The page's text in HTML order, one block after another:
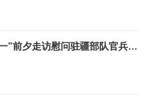
陈小江艾尔肯·吐尼亚孜“八一”前夕走访慰问驻疆部队官兵和优抚对象